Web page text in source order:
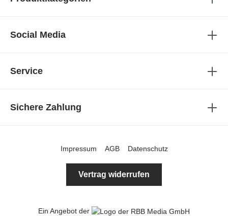
Social Media
Service
Sichere Zahlung
Ein Angebot der
Impressum AGB Datenschutz
Vertrag widerrufen